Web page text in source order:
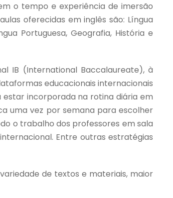
o tempo e experiência de imersão
oferecidas em inglês são: Língua
Portuguesa, Geografia, História e
IB (International Baccalaureate), à
educacionais internacionais
estar incorporada na rotina diária em
uma vez por semana para escolher
o trabalho dos professores em sala
Entre outras estratégias
de textos e materiais, maior